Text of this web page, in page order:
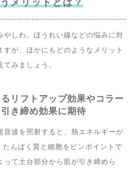
メリットとは？
やしわ、ほうれい線などの悩みに対
すが、ほかにもどのようなメリット
みましょう。
リフトアップ効果やコラー
き締め効果に期待
音波を照射すると、熱エネルギーが
たんぱく質と細胞をピンポイントで
って土台部分から肌が引き締めら